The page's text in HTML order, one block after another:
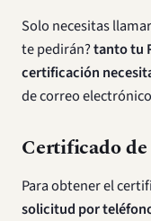
Solo necesitas
te pedirán?tanto tu
certificación
de correo
Certificado
Para obtener el
solicitud por